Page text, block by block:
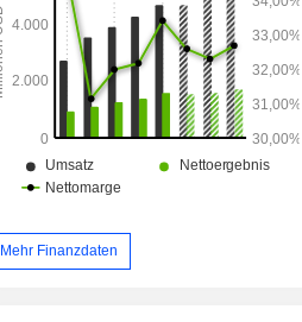
Mehr Finanzdaten